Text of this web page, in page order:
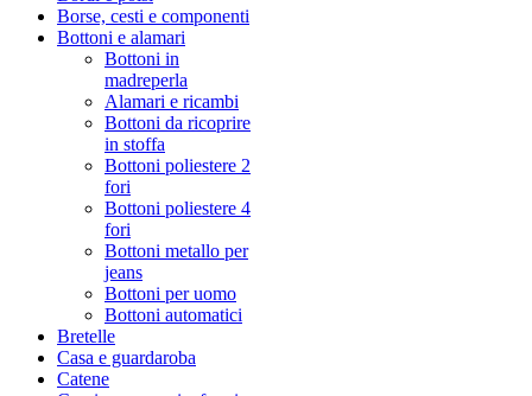
Borse, cesti e componenti
Bottoni e alamari
Bottoni in
madreperla
Alamari e ricambi
Bottoni da ricoprire
in stoffa
Bottoni poliestere 2
fori
Bottoni poliestere 4
fori
Bottoni metallo per
jeans
Bottoni per uomo
Bottoni automatici
Bretelle
Casa e guardaroba
Catene